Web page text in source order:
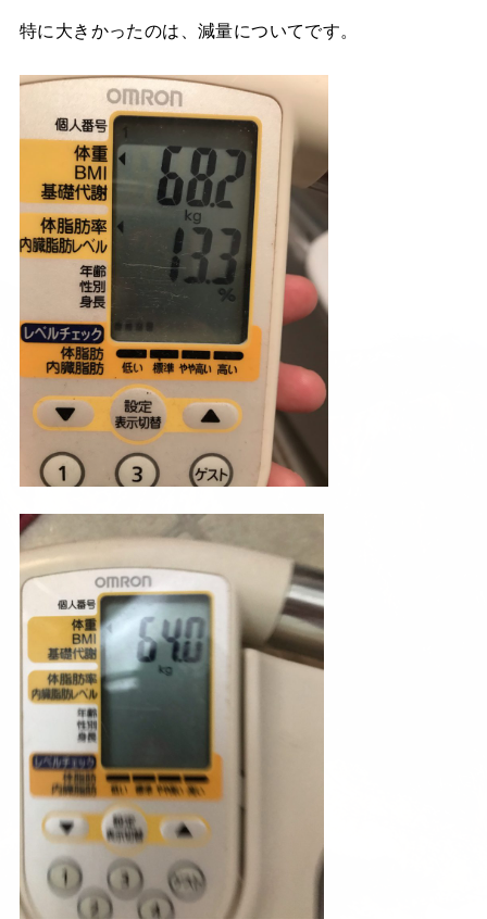
特に大きかったのは、減量についてです。